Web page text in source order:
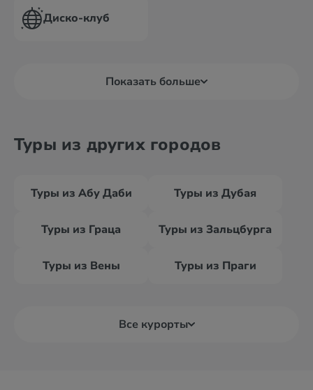
Диско-клуб
Показать больше
Туры из других городов
Туры из Абу Даби Туры из Дубая
Туры из Граца Туры из Зальцбурга
Туры из Вены Туры из Праги
Все курорты